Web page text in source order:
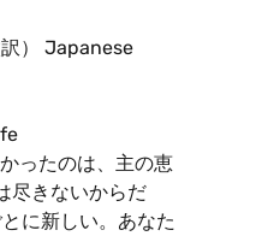
） Japanese
ったのは、主の恵
尽きないからだ
。あなた